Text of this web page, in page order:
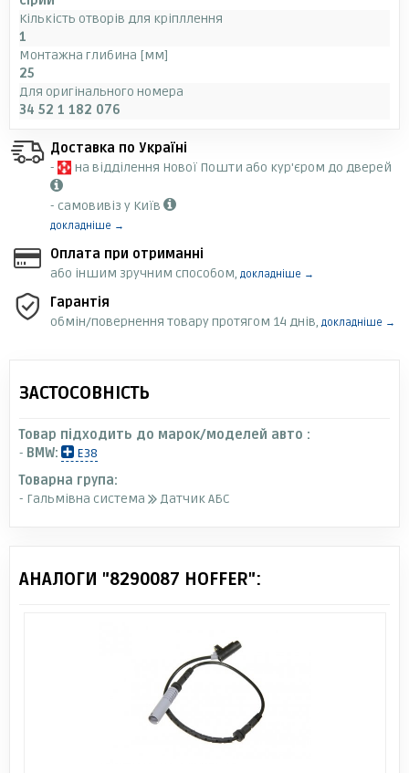
Кількість отворів для кріпллення
1
Монтажна глибина [мм]
25
Для оригінального номера
34 52 1 182 076
Доставка по Україні
-
на відділення Нової Пошти або кур'єром до дверей
- самовивіз у Київ
докладніше →
Оплата при отриманні
або іншим зручним способом, докладніше →
Гарантія
обмін/повернення товару протягом 14 днів, докладніше →
ЗАСТОСОВНІСТЬ
Товар підходить до марок/моделей авто :
- BMW:
E38
Товарна група:
- Гальмівна система
Датчик АБС
АНАЛОГИ "8290087 HOFFER":